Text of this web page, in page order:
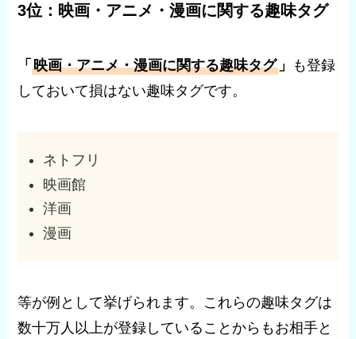
3位：映画・アニメ・漫画に関する趣味タグ
「映画・アニメ・漫画に関する趣味タグ 」
も登録
しておいて損はない趣味タグです。
ネトフリ
映画館
洋画
漫画
等が例として挙げられます。これらの趣味タグは
数十万人以上が登録していることからもお相手と